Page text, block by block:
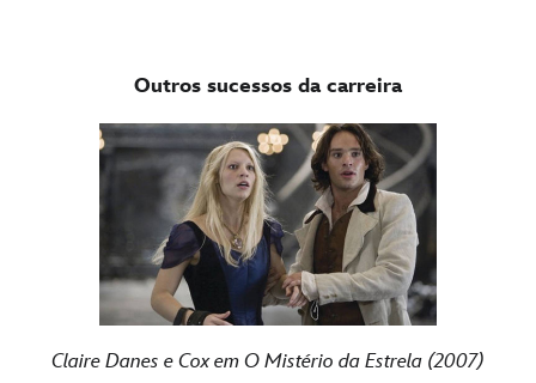
Outros sucessos da carreira
Claire Danes e Cox em O Mistério da Estrela (2007)